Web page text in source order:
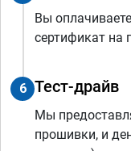
Вы
сертификат на
6 Тест-драйв
Мы
прошивки, и